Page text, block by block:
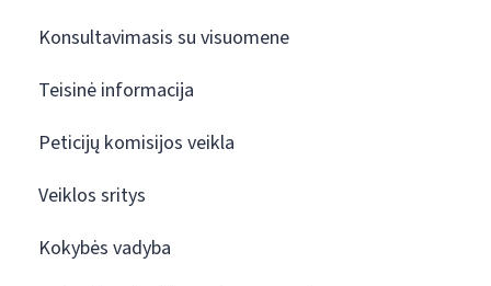
Konsultavimasis su visuomene
Teisinė informacija
Peticijų komisijos veikla
Veiklos sritys
Kokybės vadyba